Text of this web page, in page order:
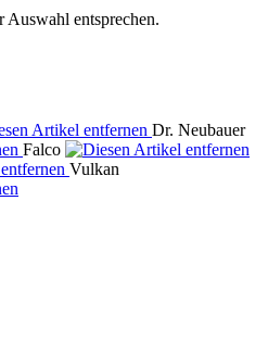
entsprechen.
Dr. Neubauer
Falco
Vulkan